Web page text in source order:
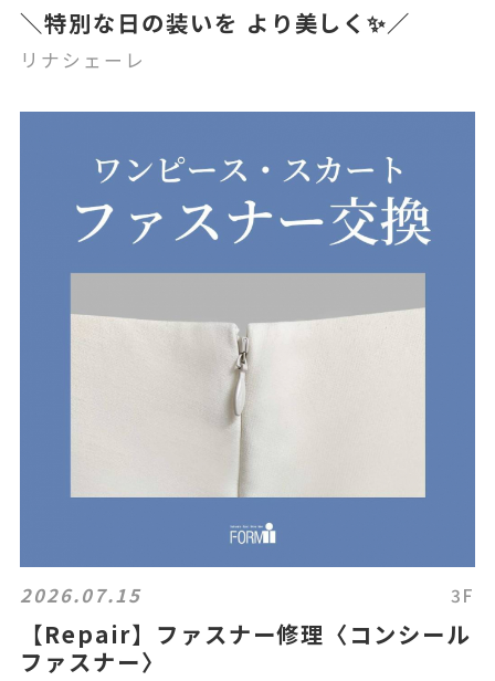
＼特別な日の装いを より美しく✨／
リナシェーレ
2026.07.15 3F
【Repair】ファスナー修理〈コンシール
ファスナー〉